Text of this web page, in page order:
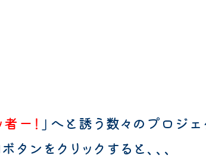
者ー！ 」へと誘う 数々のプロジェ
タンをクリックすると、、、